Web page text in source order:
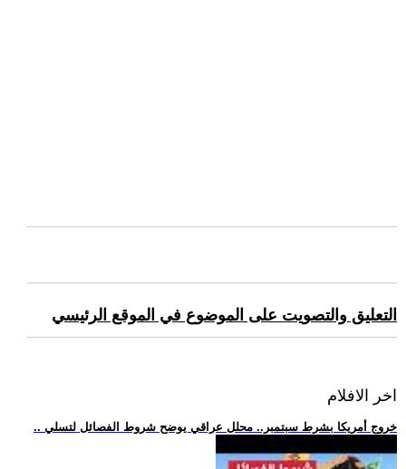
التعليق والتصويت على الموضوع في الموقع الرئيسي
اخر الافلام
.. خروج أمريكا بشرط سبتمبر.. محلل عراقي يوضح شروط الفصائل لتسلي